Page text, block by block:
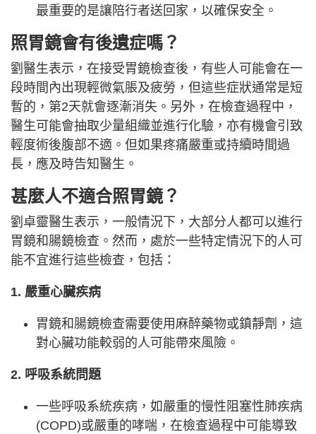
最重要的是讓陪行者送回家，以確保安全。
照胃鏡會有後遺症嗎？
劉醫生表示，在接受胃鏡檢查後，有些人可能會在一
段時間內出現輕微氣脹及疲勞，但這些症狀通常是短
暫的，第2天就會逐漸消失。另外，在檢查過程中，
醫生可能會抽取少量組織並進行化驗，亦有機會引致
輕度術後腹部不適。但如果疼痛嚴重或持續時間過
長，應及時告知醫生。
甚麼人不適合照胃鏡？
劉卓靈醫生表示，一般情況下，大部分人都可以進行
胃鏡和腸鏡檢查。然而，處於一些特定情況下的人可
能不宜進行這些檢查，包括：
1. 嚴重心臟疾病
胃鏡和腸鏡檢查需要使用麻醉藥物或鎮靜劑，這
對心臟功能較弱的人可能帶來風險。
2. 呼吸系統問題
一些呼吸系統疾病，如嚴重的慢性阻塞性肺疾病
(COPD)或嚴重的哮喘，在檢查過程中可能導致